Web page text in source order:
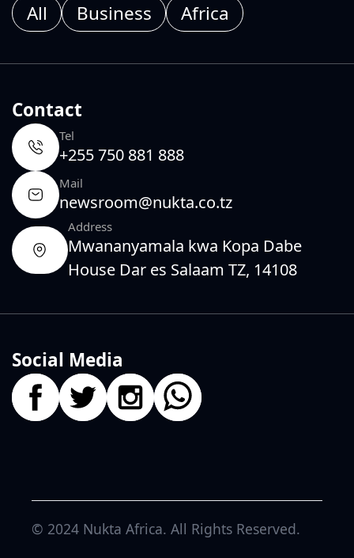
All Business Africa
Contact
Tel
+255 750 881 888
Mail
newsroom@nukta.co.tz
Address
Mwananyamala kwa Kopa Dabe
House Dar es Salaam TZ, 14108
Social Media
© 2024 Nukta Africa. All Rights Reserved.